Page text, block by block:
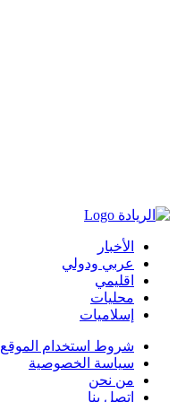
الأخبار
عربي ودولي
اقليمي
محليات
إسلاميات
شروط استخدام الموقع
سياسة الخصوصية
من نحن
اتصل بنا